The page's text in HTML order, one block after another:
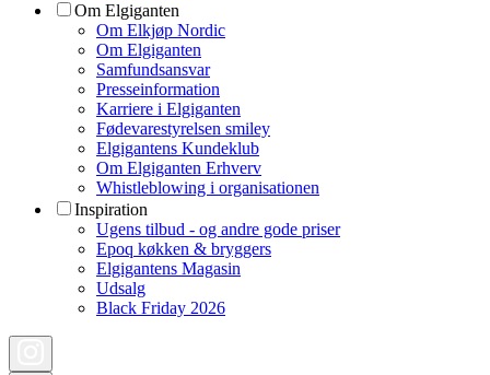
Om Elgiganten
Om Elkjøp Nordic
Om Elgiganten
Samfundsansvar
Presseinformation
Karriere i Elgiganten
Fødevarestyrelsen smiley
Elgigantens Kundeklub
Om Elgiganten Erhverv
Whistleblowing i organisationen
Inspiration
Ugens tilbud - og andre gode priser
Epoq køkken & bryggers
Elgigantens Magasin
Udsalg
Black Friday 2026